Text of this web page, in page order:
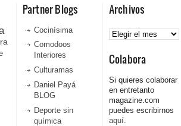
Partner Blogs
Cocinísima
Comodoos
Interiores
Culturamas
Daniel Payá
BLOG
Deporte sin
química
Archivos
Archivos
Colabora
Si quieres colaborar
en entretanto
magazine.com
puedes escribirnos
aquí.